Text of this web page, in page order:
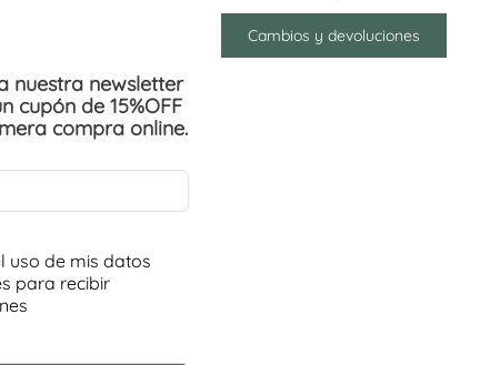
nuestra newsletter
cupón de 15%OFF
compra online.
Cambios y devoluciones